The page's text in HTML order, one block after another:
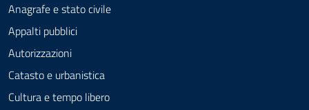
Anagrafe e stato civile
Appalti pubblici
Autorizzazioni
Catasto e urbanistica
Cultura e tempo libero